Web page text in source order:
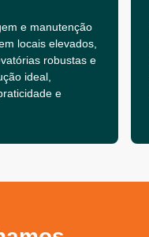
e manutenção
locais elevados,
robustas e
ideal,
e